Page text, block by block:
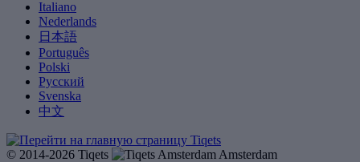
Italiano
Nederlands
日本語
Português
Polski
Русский
Svenska
中文
© 2014-2026 Tiqets
Amsterdam